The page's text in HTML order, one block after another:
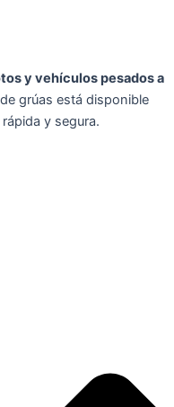
y vehículos pesados a
grúas está disponible
y segura.